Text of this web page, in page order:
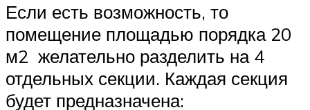
Если есть возможность, то
помещение площадью порядка 20
м2 желательно разделить на 4
отдельных секции. Каждая секция
будет предназначена: